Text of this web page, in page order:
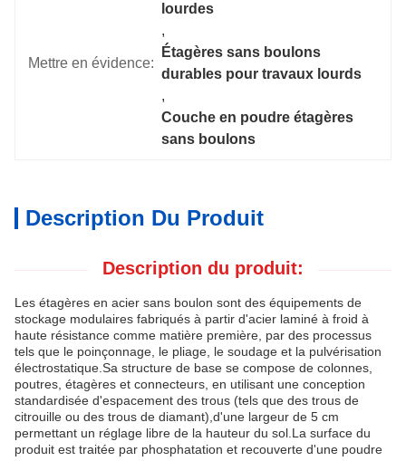
Mettre en évidence:
lourdes
,
Étagères sans boulons
durables pour travaux lourds
,
Couche en poudre étagères
sans boulons
Description Du Produit
Description du produit:
Les étagères en acier sans boulon sont des équipements de
stockage modulaires fabriqués à partir d'acier laminé à froid à
haute résistance comme matière première, par des processus
tels que le poinçonnage, le pliage, le soudage et la pulvérisation
électrostatique. Sa structure de base se compose de colonnes,
poutres, étagères et connecteurs, en utilisant une conception
standardisée d'espacement des trous (tels que des trous de
citrouille ou des trous de diamant),d'une largeur de 5 cm
permettant un réglage libre de la hauteur du sol. La surface du
produit est traitée par phosphatation et recouverte d'une poudre